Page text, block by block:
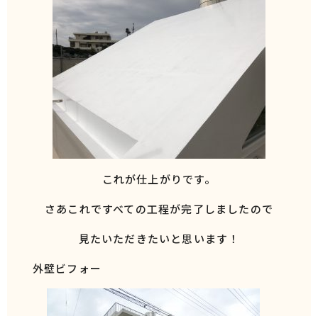
これが仕上がりです。
さあこれですべての工程が完了しましたので
見たいただきたいと思います！
外壁ビフォー